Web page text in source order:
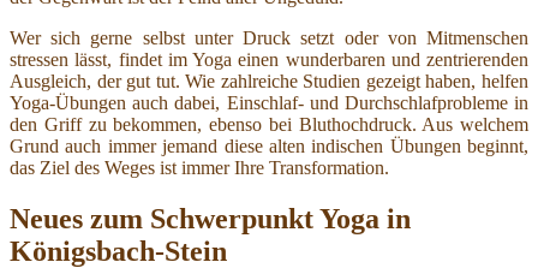
Wer sich gerne selbst unter Druck setzt oder von Mitmenschen
stressen lässt, findet im Yoga einen wunderbaren und zentrierenden
Ausgleich, der gut tut. Wie zahlreiche Studien gezeigt haben, helfen
Yoga-Übungen auch dabei, Einschlaf- und Durchschlafprobleme in
den Griff zu bekommen, ebenso bei Bluthochdruck. Aus welchem
Grund auch immer jemand diese alten indischen Übungen beginnt,
das Ziel des Weges ist immer Ihre Transformation.
Neues zum Schwerpunkt Yoga in
Königsbach-Stein